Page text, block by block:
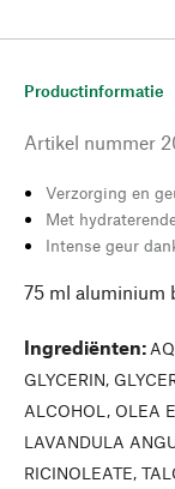
Productinformatie
Artikel nummer
Verzorging en
Met
Intense geur
75 ml aluminium
Ingrediënten:
GLYCERIN,
ALCOHOL, OLEA
LAVANDULA
RICINOLEATE,